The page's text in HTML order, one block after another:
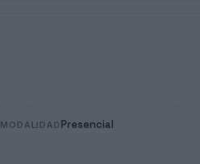
MODALIDAD Presencial